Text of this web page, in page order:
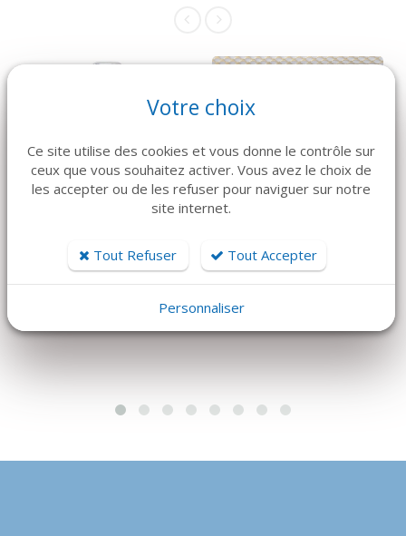
DÉTAILS
ÉCARTEUR
57 €
DÉTAILS
GRILLES TITANE
Votre choix
Ce site utilise des cookies et vous donne le contrôle sur
ceux que vous souhaitez activer. Vous avez le choix de
les accepter ou de les refuser pour naviguer sur notre
site internet.
Tout Refuser Tout Accepter
Personnaliser